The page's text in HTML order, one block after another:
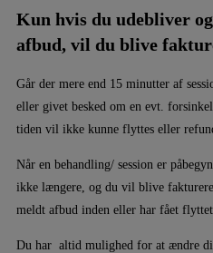
Kun hvis du udebliver
afbud, vil du blive
Går der mere end 15 minutter af
eller givet besked om en evt.
tiden vil ikke kunne flyttes eller
Når en behandling/ session er
ikke længere, og du vil blive
meldt afbud inden eller har fået
Du har altid mulighed for at ændre